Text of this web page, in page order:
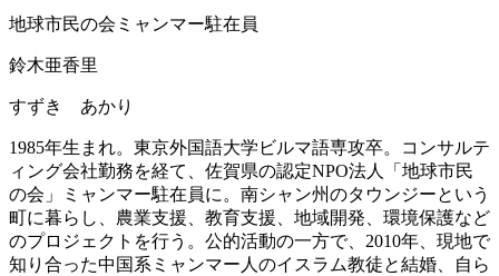
地球市民の会ミャンマー駐在員
鈴木亜香里
すずき あかり
1985年生まれ。東京外国語大学ビルマ語専攻卒。コンサルテ
ィング会社勤務を経て、佐賀県の認定NPO法人「地球市民
の会」ミャンマー駐在員に。南シャン州のタウンジーという
町に暮らし、農業支援、教育支援、地域開発、環境保護など
のプロジェクトを行う。公的活動の一方で、2010年、現地で
知り合った中国系ミャンマー人のイスラム教徒と結婚、自ら